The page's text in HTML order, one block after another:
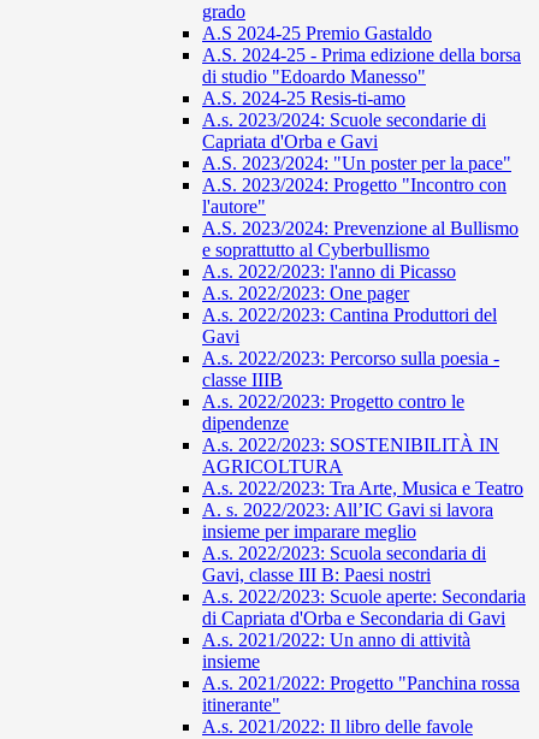
grado
A.S 2024-25 Premio Gastaldo
A.S. 2024-25 - Prima edizione della borsa
di studio "Edoardo Manesso"
A.S. 2024-25 Resis-ti-amo
A.s. 2023/2024: Scuole secondarie di
Capriata d'Orba e Gavi
A.S. 2023/2024: "Un poster per la pace"
A.S. 2023/2024: Progetto "Incontro con
l'autore"
A.S. 2023/2024: Prevenzione al Bullismo
e soprattutto al Cyberbullismo
A.s. 2022/2023: l'anno di Picasso
A.s. 2022/2023: One pager
A.s. 2022/2023: Cantina Produttori del
Gavi
A.s. 2022/2023: Percorso sulla poesia -
classe IIIB
A.s. 2022/2023: Progetto contro le
dipendenze
A.s. 2022/2023: SOSTENIBILITÀ IN
AGRICOLTURA
A.s. 2022/2023: Tra Arte, Musica e Teatro
A. s. 2022/2023: All’IC Gavi si lavora
insieme per imparare meglio
A.s. 2022/2023: Scuola secondaria di
Gavi, classe III B: Paesi nostri
A.s. 2022/2023: Scuole aperte: Secondaria
di Capriata d'Orba e Secondaria di Gavi
A.s. 2021/2022: Un anno di attività
insieme
A.s. 2021/2022: Progetto "Panchina rossa
itinerante"
A.s. 2021/2022: Il libro delle favole